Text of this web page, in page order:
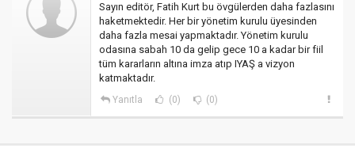
Sayın editör, Fatih Kurt bu övgülerden daha fazlasını
haketmektedir. Her bir yönetim kurulu üyesinden
daha fazla mesai yapmaktadır. Yönetim kurulu
odasına sabah 10 da gelip gece 10 a kadar bir fiil
tüm kararların altına imza atıp IYAŞ a vizyon
katmaktadır.
Yanıtla (0) (0)